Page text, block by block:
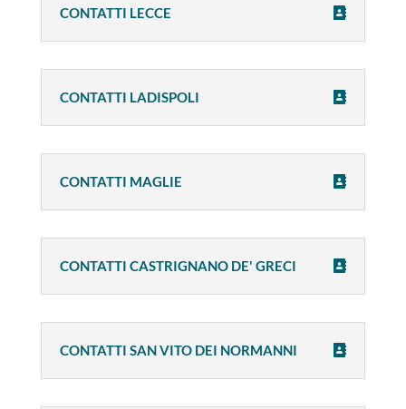
CONTATTI LECCE
CONTATTI LADISPOLI
CONTATTI MAGLIE
CONTATTI CASTRIGNANO DE' GRECI
CONTATTI SAN VITO DEI NORMANNI